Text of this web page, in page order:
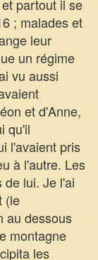
partout il se
; malades et
leur
un régime
vu aussi
et d'Anne,
qu'il
l'avaient pris
à l'autre. Les
de lui. Je l'ai
(le
au dessous
montagne
les